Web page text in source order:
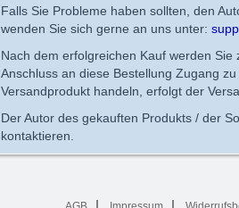
Falls Sie Probleme haben sollten, den
wenden Sie sich gerne an uns unter:
Nach dem erfolgreichen Kauf werden
Anschluss an diese Bestellung Zugang
Versandprodukt handeln, erfolgt der
Der Autor des gekauften Produkts / der
kontaktieren.